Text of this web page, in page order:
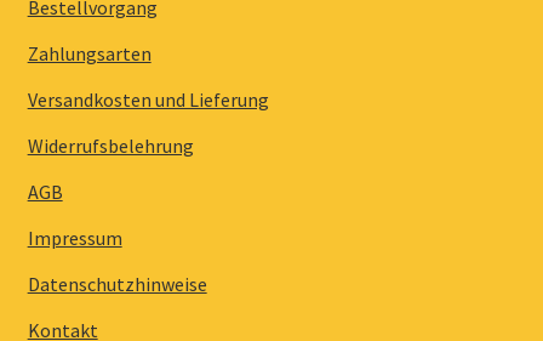
Bestellvorgang
Zahlungsarten
Versandkosten und Lieferung
Widerrufsbelehrung
AGB
Impressum
Datenschutzhinweise
Kontakt